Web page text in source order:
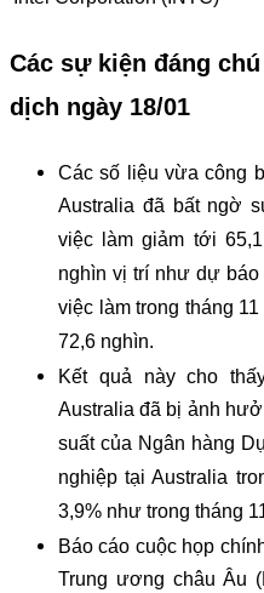
Các sự kiện đáng
dịch ngày 18/01
Các số liệu vừa công
Australia đã bất ngờ
việc làm giảm tới
nghìn vị trí như dự
việc làm trong tháng
72,6 nghìn.
Kết quả này cho
Australia đã bị ảnh
suất của Ngân hàng
nghiệp tại Australia
3,9% như trong tháng
Báo cáo cuộc họp
Trung ương châu Âu